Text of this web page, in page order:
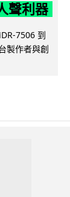
聲利器
7506 到
製作者與創